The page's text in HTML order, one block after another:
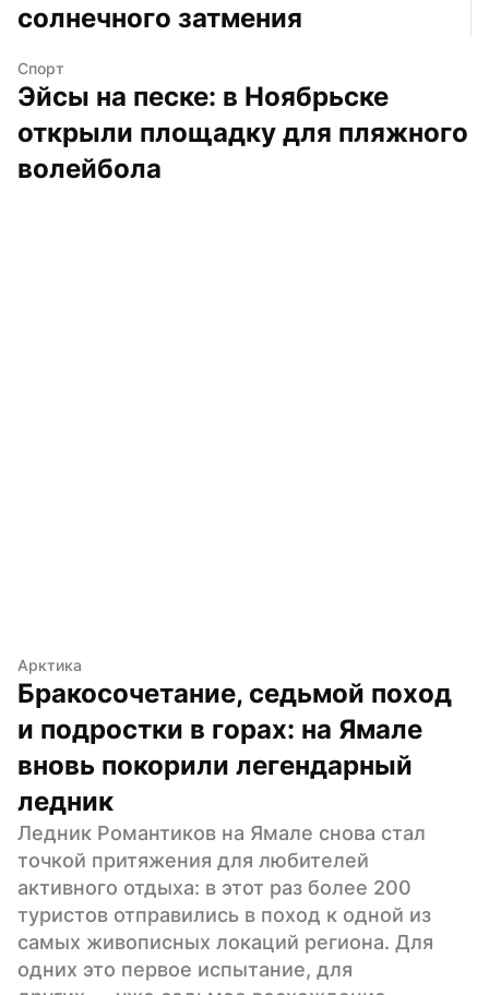
солнечного затмения
Спорт
Эйсы на песке: в Ноябрьске
открыли площадку для пляжного
волейбола
Арктика
Бракосочетание, седьмой поход
и подростки в горах: на Ямале
вновь покорили легендарный
ледник
Ледник Романтиков на Ямале снова стал
точкой притяжения для любителей
активного отдыха: в этот раз более 200
туристов отправились в поход к одной из
самых живописных локаций региона. Для
одних это первое испытание, для